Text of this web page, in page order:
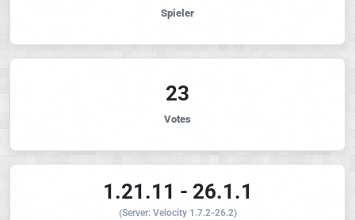
Spieler
23
Votes
1.21.11 - 26.1.1
(Server: Velocity 1.7.2-26.2)